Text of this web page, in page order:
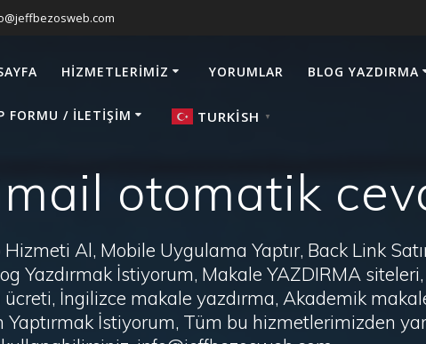
HIZMETLERIMIZ YORUMLAR BLOG YAZDIRMA
FORMU / İLETIŞIM TURKISH ▼
otomatik
Al, Mobile Uygulama Yaptır, Back Link
Yazdırmak İstiyorum, Makale YAZDIRMA
ücreti, İngilizce makale yazdırma, Akademik
Yaptırmak İstiyorum, Tüm bu hizmetlerimizden